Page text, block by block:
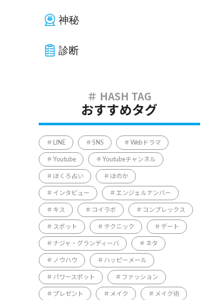
神秘
診断
おすすめタグ
LINE SNS Webドラマ
Youtube Youtubeチャンネル
ほくろ占い ほのか
インタビュー エンジェルナンバー
キス コイラボ コンプレックス
スポット テクニック デート
ナジャ・グランディーバ ネタ
ノウハウ ハッピーメール
パワースポット ファッション
プレゼント メイク メイク術